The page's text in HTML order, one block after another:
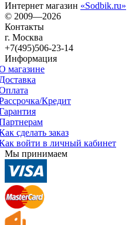
Интернет магазин «Sodbik.ru»
© 2009—2026
Контакты
г. Москва
+7(495)506-23-14
Информация
магазине
Кредит
сделать заказ
войти в личный кабинет
Мы принимаем